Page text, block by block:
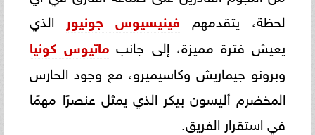
لحظة، يتقدمهم فينيسيوس جونيور الذي
يعيش فترة مميزة، إلى جانب ماتيوس كونيا
وبرونو جيماريش وكاسيميرو، مع وجود الحارس
المخضرم أليسون بيكر الذي يمثل عنصرًا مهمًا
في استقرار الفريق.